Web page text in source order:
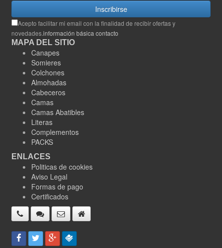
Inscribirse
Acepto facilitar mi email con la finalidad de recibir ofertas y
novedades.información básica contacto
MAPA DEL SITIO
Canapes
Somieres
Colchones
Almohadas
Cabeceros
Camas
Camas Abatibles
Literas
Complementos
PACKS
ENLACES
Politicas de cookies
Aviso Legal
Formas de pago
Certificados